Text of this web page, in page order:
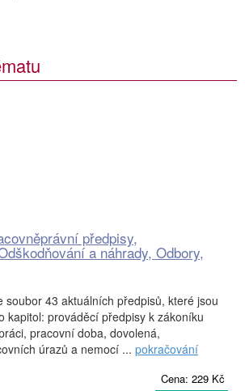
předpisy,
a náhrady, Odbory,
soubor 43 aktuálních předpisů, které jsou
kapitol: prováděcí předpisy k zákoníku
pracovní doba, dovolená,
úrazů a nemocí ... pokračování
Cena: 229 Kč